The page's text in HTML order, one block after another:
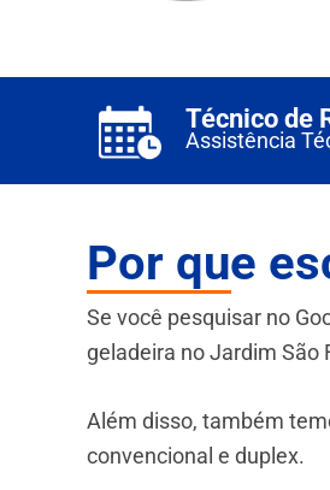
Técnico de
Assistência
Por que
Se você pesquisar no
geladeira no Jardim São
Além disso, também
convencional e duplex.